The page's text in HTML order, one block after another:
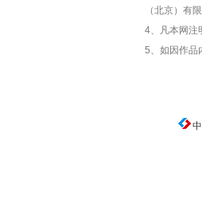
（北京）有
4、凡本网注
5、如因作品